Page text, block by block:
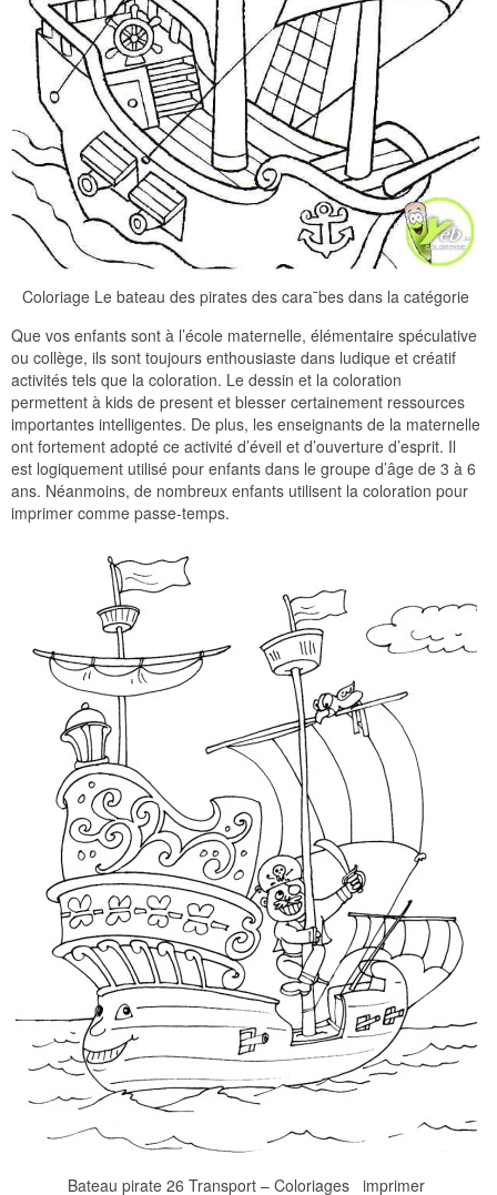
Coloriage Le bateau des pirates des cara¯bes dans la catégorie
Que vos enfants sont à l’école maternelle, élémentaire spéculative
ou collège, ils sont toujours enthousiaste dans ludique et créatif
activités tels que la coloration. Le dessin et la coloration
permettent à kids de present et blesser certainement ressources
importantes intelligentes. De plus, les enseignants de la maternelle
ont fortement adopté ce activité d’éveil et d’ouverture d’esprit. Il
est logiquement utilisé pour enfants dans le groupe d’âge de 3 à 6
ans. Néanmoins, de nombreux enfants utilisent la coloration pour
imprimer comme passe-temps.
Bateau pirate 26 Transport – Coloriages imprimer